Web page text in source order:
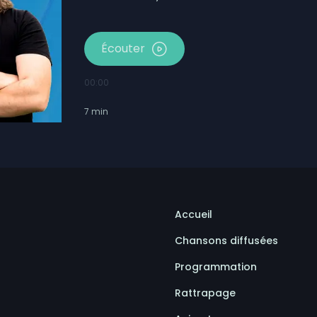
Écouter
00:00
7 min
Accueil
Chansons diffusées
Programmation
Rattrapage